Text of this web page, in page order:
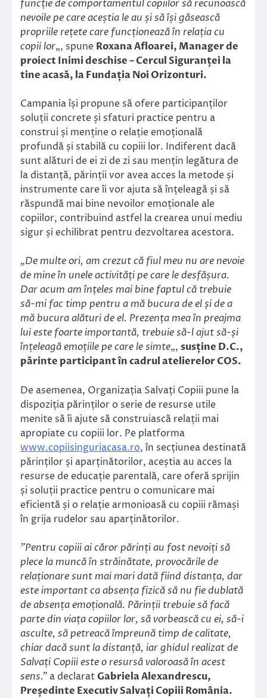
funcție de comportamentul copiilor să recunoască
nevoile pe care aceștia le au și să își găsească
propriile rețete care funcționează în relația cu
copii lor„, spune Roxana Afloarei, Manager de
proiect Inimi deschise – Cercul Siguranței la
tine acasă, la Fundația Noi Orizonturi.
Campania își propune să ofere participanților
soluții concrete și sfaturi practice pentru a
construi și menține o relație emoțională
profundă și stabilă cu copiii lor. Indiferent dacă
sunt alături de ei zi de zi sau mențin legătura de
la distanță, părinții vor avea acces la metode și
instrumente care îi vor ajuta să înțeleagă și să
răspundă mai bine nevoilor emoționale ale
copiilor, contribuind astfel la crearea unui mediu
sigur și echilibrat pentru dezvoltarea acestora.
„De multe ori, am crezut că fiul meu nu are nevoie
de mine în unele activități pe care le desfășura.
Dar acum am înțeles mai bine faptul că trebuie
să-mi fac timp pentru a mă bucura de el și de a
mă bucura alături de el. Prezența mea în preajma
lui este foarte importantă, trebuie să-l ajut să-și
înțeleagă emoțiile pe care le simte„, susține D.C.,
părinte participant în cadrul atelierelor COS.
De asemenea, Organizația Salvați Copiii pune la
dispoziția părinților o serie de resurse utile
menite să îi ajute să construiască relații mai
apropiate cu copiii lor. Pe platforma
www.copiisinguriacasa.ro, în secțiunea destinată
părinților și aparținătorilor, aceștia au acces la
resurse de educație parentală, care oferă sprijin
și soluții practice pentru o comunicare mai
eficientă și o relație armonioasă cu copiii rămași
în grija rudelor sau aparținătorilor.
”Pentru copiii ai căror părinți au fost nevoiți să
plece la muncă în străinătate, provocările de
relaționare sunt mai mari dată fiind distanța, dar
este important ca absența fizică să nu fie dublată
de absența emoțională. Părinții trebuie să facă
parte din viața copiilor lor, să vorbească cu ei, să-i
asculte, să petreacă împreună timp de calitate,
chiar dacă sunt la distanță, iar ghidul realizat de
Salvați Copiii este o resursă valoroasă în acest
sens.” a declarat Gabriela Alexandrescu,
Președinte Executiv Salvați Copiii România.